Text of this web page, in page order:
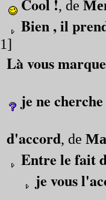
Cool !, de
Bien , il
Là vous
je ne
d'accord, de
Entre le fait
je vous